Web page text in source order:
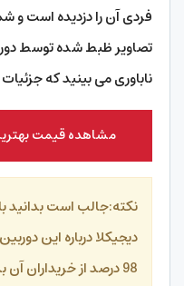
فردی آن را دزدیده است و
تصاویر ظبط شده توسط
ناباوری می بینید که
مشاهده قیمت
نکته:جالب است بدانید
دیجیکلا درباره این
98 درصد از خریداران